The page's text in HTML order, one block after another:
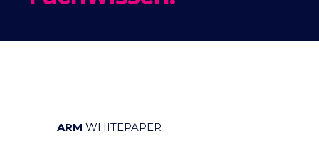
ARM WHITEPAPER